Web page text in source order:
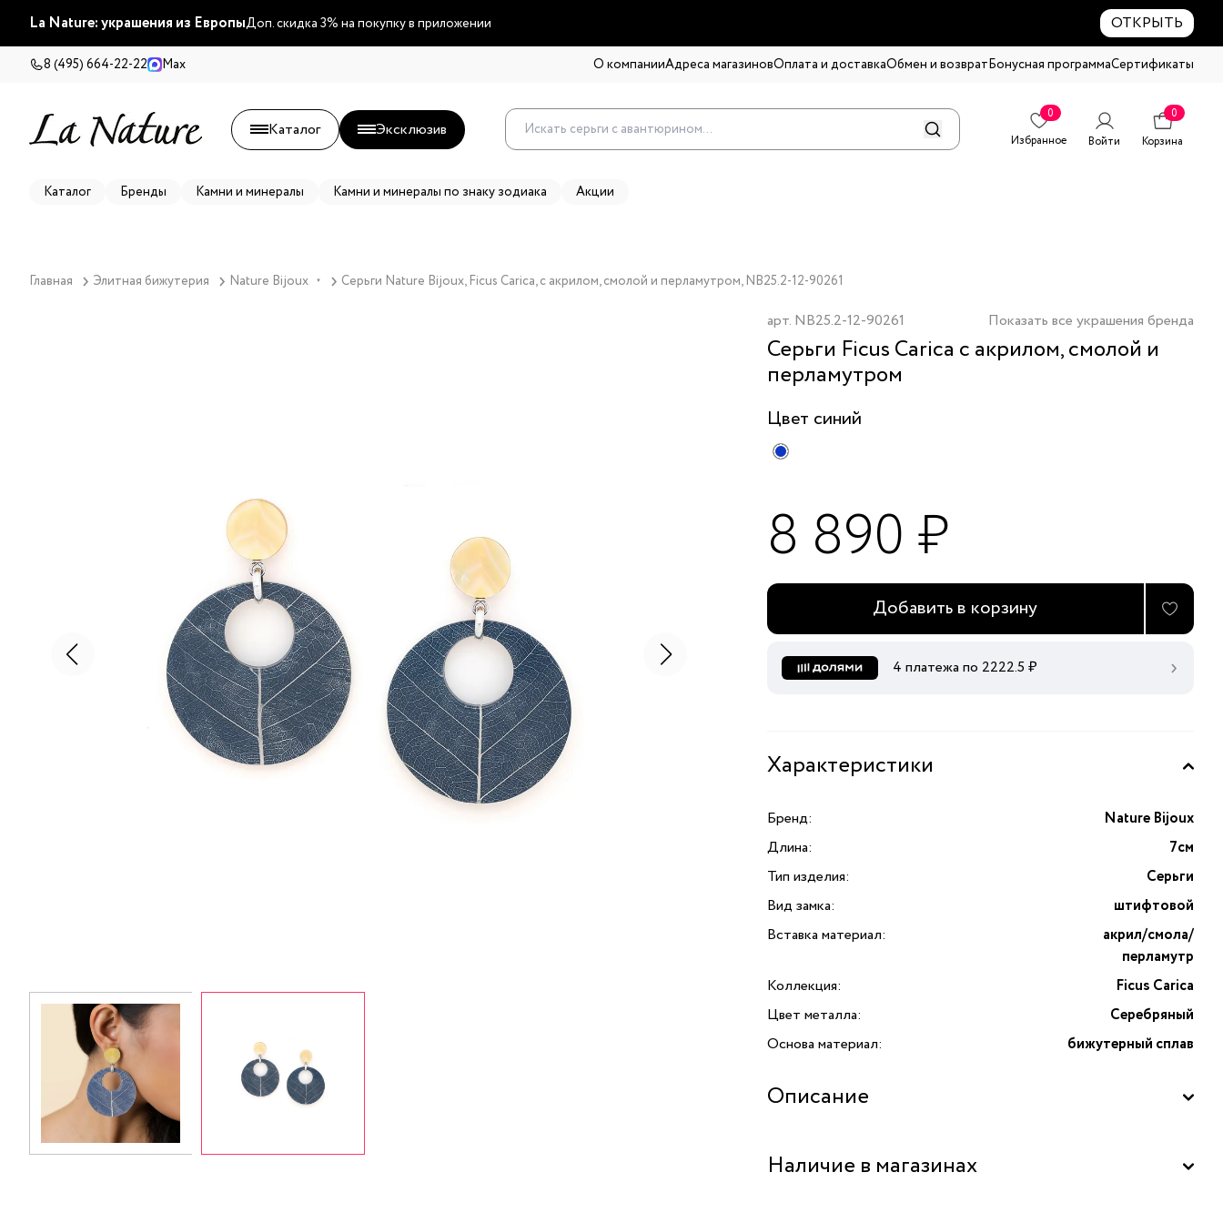
La Nature: украшения из ЕвропыДоп. скидка 3% на покупку в приложении ОТКРЫТЬ
8 (495) 664-22-22 Max О компанииАдреса магазиновОплата и доставкаОбмен и возвратБонусная программаСертификаты
Каталог Эксклюзив
0
Избранное
Войти
0
Корзина
Каталог Бренды Камни и минералы Камни и минералы по знаку зодиака Акции
Главная Элитная бижутерия Nature Bijoux ▼ Серьги Nature Bijoux, Ficus Carica, с акрилом, смолой и перламутром, NB25.2-12-90261
арт. NB25.2-12-90261 Показать все украшения бренда
Серьги Ficus Carica с акрилом, смолой и
перламутром
Цвет синий
8 890 ₽
Добавить в корзину
4 платежа по 2222.5 ₽
Характеристики
Бренд:
Nature Bijoux
Длина:
7см
Тип изделия:
Серьги
Вид замка:
штифтовой
Вставка материал:
акрил/смола/
перламутр
Коллекция:
Ficus Carica
Цвет металла:
Серебряный
Основа материал:
бижутерный сплав
Описание
Коллекция Ficus Carica выполнена из необычных материалов, как
Наличие в магазинах